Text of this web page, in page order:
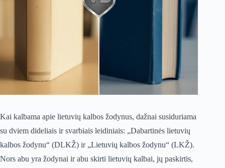
Kai kalbama apie lietuvių kalbos žodynus, dažnai susiduriama
su dviem dideliais ir svarbiais leidiniais: „Dabartinės lietuvių
kalbos žodynu“ (DLKŽ) ir „Lietuvių kalbos žodynu“ (LKŽ).
Nors abu yra žodynai ir abu skirti lietuvių kalbai, jų paskirtis,